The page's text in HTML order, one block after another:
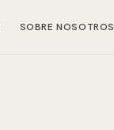
SOBRE NOSOTROS